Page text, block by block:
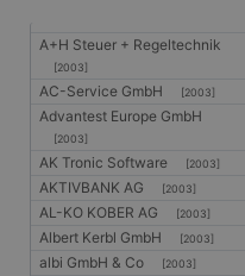
A+H Steuer + Regeltechnik
[2003]
AC-Service GmbH [2003]
Advantest Europe GmbH
[2003]
AK Tronic Software [2003]
AKTIVBANK AG [2003]
AL-KO KOBER AG [2003]
Albert Kerbl GmbH [2003]
albi GmbH & Co [2003]